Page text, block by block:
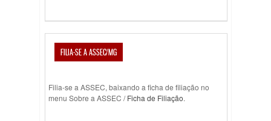
FILIA-SE A ASSEC/MG
Filia-se a ASSEC, baixando a ficha de filiação no
menu Sobre a ASSEC /Ficha de Filiação.